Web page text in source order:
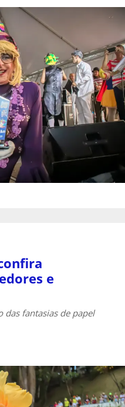
e
das fantasias de papel